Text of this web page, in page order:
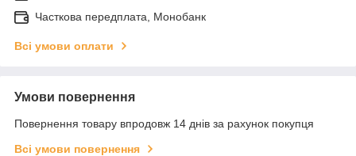
Часткова передплата, Монобанк
Всі умови оплати
Умови повернення
Повернення товару впродовж 14 днів за рахунок покупця
Всі умови повернення